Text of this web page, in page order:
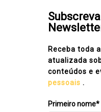
Receba toda
atualizada
conteúdos e
pessoais .
Primeiro nome*